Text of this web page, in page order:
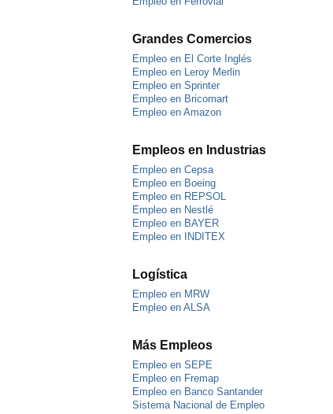
Grandes Comercios
Empleo en El Corte Inglés
Empleo en Leroy Merlin
Empleo en Sprinter
Empleo en Bricomart
Empleo en Amazon
Empleos en Industrias
Empleo en Cepsa
Empleo en Boeing
Empleo en REPSOL
Empleo en Nestlé
Empleo en BAYER
Empleo en INDITEX
Logística
Empleo en MRW
Empleo en ALSA
Más Empleos
Empleo en SEPE
Empleo en Fremap
Empleo en Banco Santander
Sistema Nacional de Empleo